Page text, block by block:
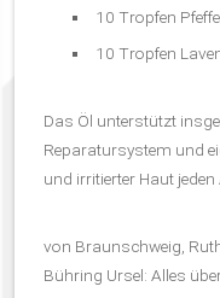
10 Tropfen
10 Tropfen
Das Öl unterstützt
Reparatursystem und
und irritierter Haut jeden
von Braunschweig,
Bühring Ursel: Alles